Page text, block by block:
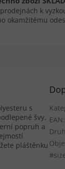
k
okamžitému
s
švy.
popruh a
pláštěnku
EAN: